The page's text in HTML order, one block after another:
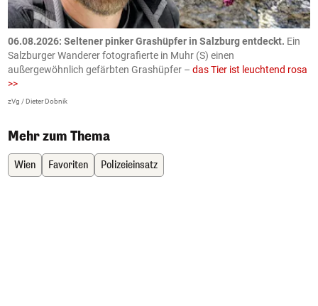
06.08.2026: Seltener pinker Grashüpfer in Salzburg entdeckt. Ein
Salzburger Wanderer fotografierte in Muhr (S) einen
außergewöhnlich gefärbten Grashüpfer – das Tier ist leuchtend rosa
>>
zVg / Dieter Dobnik
Mehr zum Thema
Wien Favoriten Polizeieinsatz